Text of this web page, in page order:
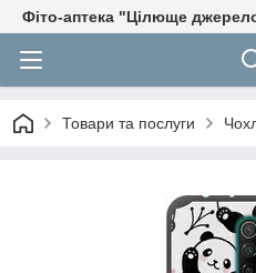
Фіто-аптека "Цілюще
Товари та послуги